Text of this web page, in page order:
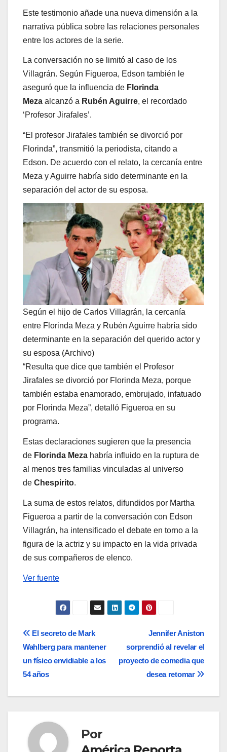
Este testimonio añade una nueva dimensión a la
narrativa pública sobre las relaciones personales
entre los actores de la serie.
La conversación no se limitó al caso de los
Villagrán. Según Figueroa, Edson también le
aseguró que la influencia de Florinda
Meza alcanzó a Rubén Aguirre, el recordado
‘Profesor Jirafales’.
“El profesor Jirafales también se divorció por
Florinda”, transmitió la periodista, citando a
Edson. De acuerdo con el relato, la cercanía entre
Meza y Aguirre habría sido determinante en la
separación del actor de su esposa.
Según el hijo de Carlos Villagrán, la cercanía
entre Florinda Meza y Rubén Aguirre habría sido
determinante en la separación del querido actor y
su esposa (Archivo)
“Resulta que dice que también el Profesor
Jirafales se divorció por Florinda Meza, porque
también estaba enamorado, embrujado, infatuado
por Florinda Meza”, detalló Figueroa en su
programa.
Estas declaraciones sugieren que la presencia
de Florinda Meza habría influido en la ruptura de
al menos tres familias vinculadas al universo
de Chespirito.
La suma de estos relatos, difundidos por Martha
Figueroa a partir de la conversación con Edson
Villagrán, ha intensificado el debate en torno a la
figura de la actriz y su impacto en la vida privada
de sus compañeros de elenco.
Ver fuente
Navegación
de
entradas
Jennifer Aniston
sorprendió al revelar el
proyecto de comedia que
desea retomar
El secreto de Mark
Wahlberg para mantener
un físico envidiable a los
54 años
Por